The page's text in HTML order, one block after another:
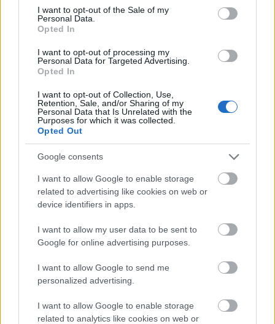
consent section.
I want to opt-out of the Sale of my
Personal Data.
Opted In
I want to opt-out of processing my
Personal Data for Targeted Advertising.
Opted In
I want to opt-out of Collection, Use,
Retention, Sale, and/or Sharing of my
Personal Data that Is Unrelated with the
Purposes for which it was collected.
Opted Out
Google consents
I want to allow Google to enable storage
related to advertising like cookies on web or
device identifiers in apps.
I want to allow my user data to be sent to
Google for online advertising purposes.
I want to allow Google to send me
personalized advertising.
I want to allow Google to enable storage
related to analytics like cookies on web or